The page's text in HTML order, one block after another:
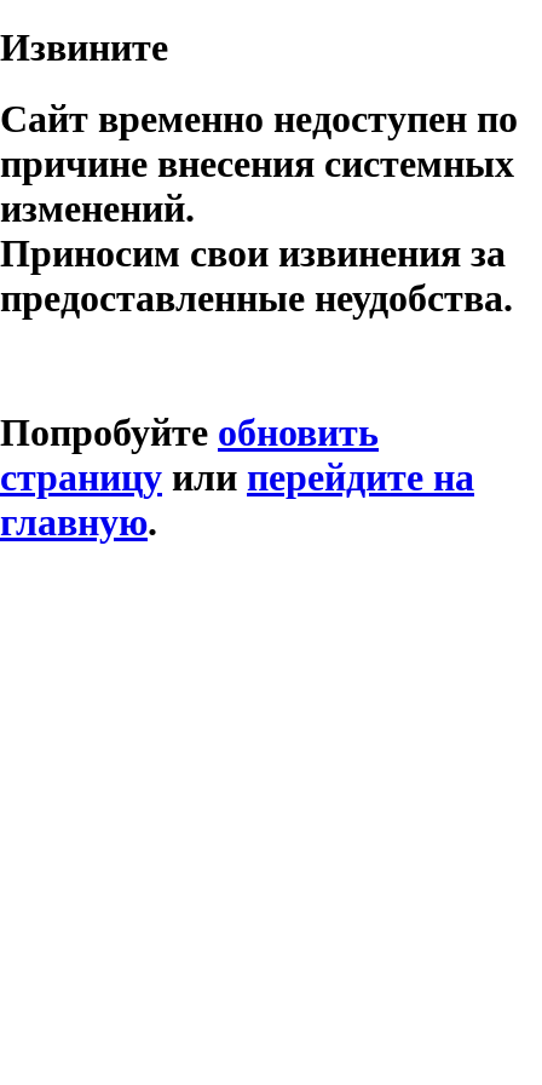
Извините
Сайт временно недоступен по
причине внесения системных
изменений.
Приносим свои извинения за
предоставленные неудобства.
Попробуйте обновить
страницу или перейдите на
главную.